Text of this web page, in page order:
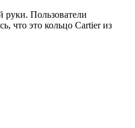
руки. Пользователи
что это кольцо Cartier из